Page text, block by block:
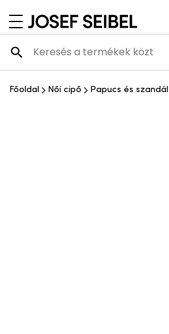
navigációs menü megnyitása
Josef Seibel Webshop
Főoldal Női cipő Papucs és szandál